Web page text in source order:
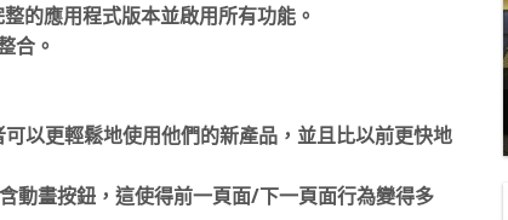
的應用程式版本並啟用所有功能。
合。
更輕鬆地使用他們的新產品，並且比以前更快地
動畫按鈕，這使得前一頁面/下一頁面行為變得多